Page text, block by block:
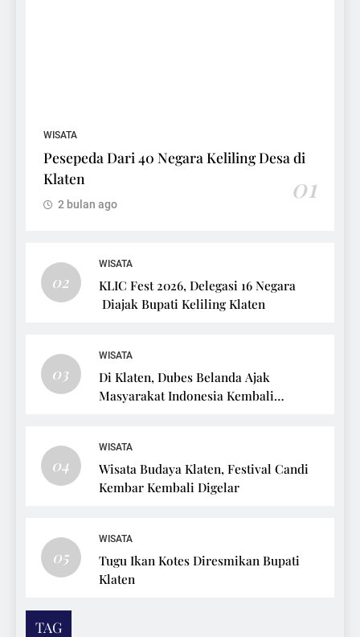
WISATA
Pesepeda Dari 40 Negara Keliling Desa di
Klaten
01
2 bulan ago
02
WISATA
KLIC Fest 2026, Delegasi 16 Negara
Diajak Bupati Keliling Klaten
03
WISATA
Di Klaten, Dubes Belanda Ajak
Masyarakat Indonesia Kembali
04
WISATA
Wisata Budaya Klaten, Festival Candi
Kembar Kembali Digelar
05
WISATA
Tugu Ikan Kotes Diresmikan Bupati
Klaten
TAG